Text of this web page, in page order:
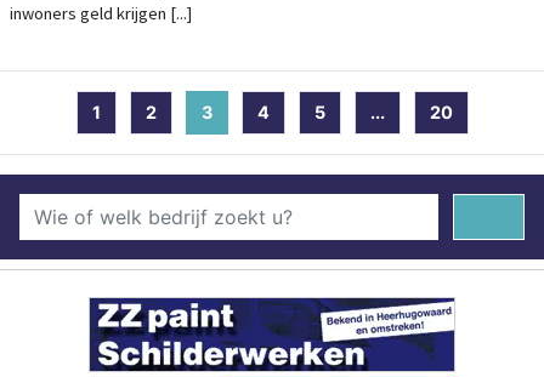
inwoners geld krijgen [...]
1 2 3(current)
4 5 ... 20